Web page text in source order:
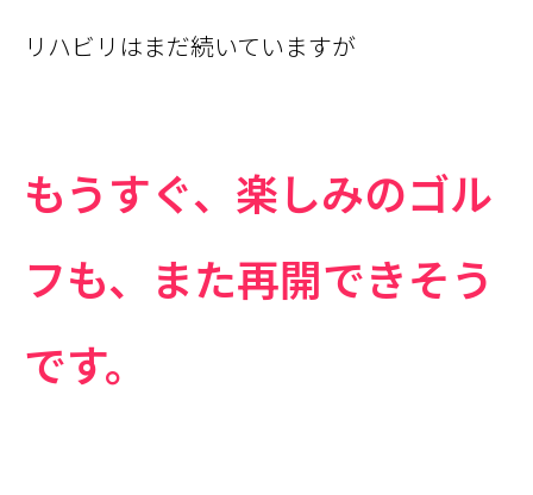
リハビリはまだ続いていますが
もうすぐ、楽しみのゴル
フも、また再開できそう
です。